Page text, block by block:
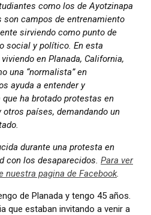
como los de Ayotzinapa
campos de entrenamiento
sirviendo como punto de
social y político. En esta
en Planada, California,
una “normalista” en
ayuda a entender y
ha brotado protestas en
países, demandando un
durante una protesta en
con los desaparecidos. Para ver
nuestra pagina de Facebook.
de Planada y tengo 45 años.
que estaban invitando a venir a